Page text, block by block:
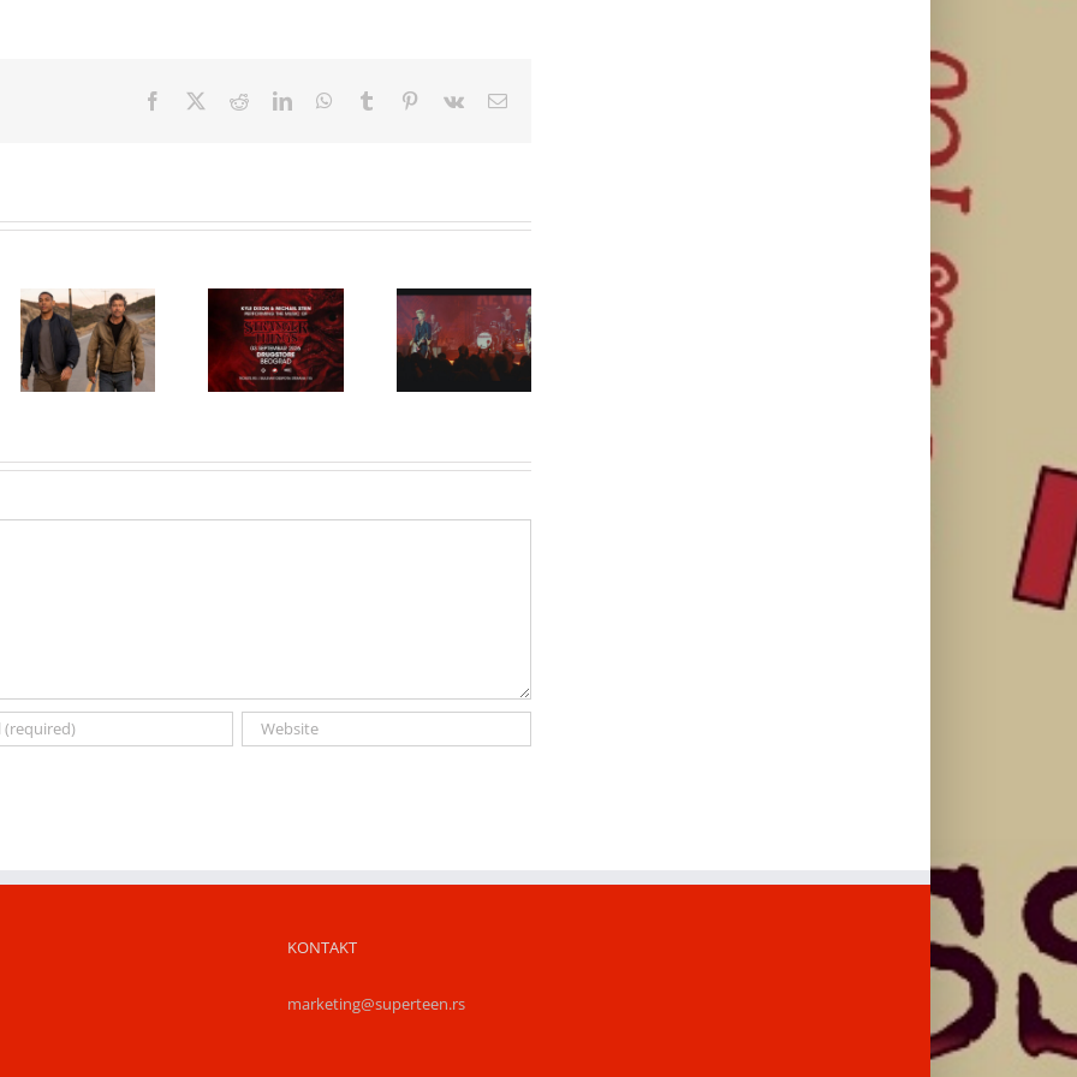
Facebook RedditLinkedInWhatsApp
Tumblr Pinterest
Vk Email
HBO Max
predstavio
službeni
STRANGER
THINGS
muzika iz
NIMRODS,
inspirisan
ranim danima
grupe GREEN
DAY, stiže u
ekskluzivno
KONTAKT
marketing@superteen.rs